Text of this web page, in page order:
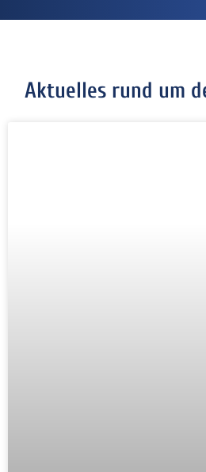
Aktuelles rund um